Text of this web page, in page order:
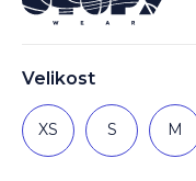
Velikost
XS S M